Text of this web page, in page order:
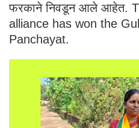
फरकाने निवडून आले आहेत.
alliance has won the
Panchayat.